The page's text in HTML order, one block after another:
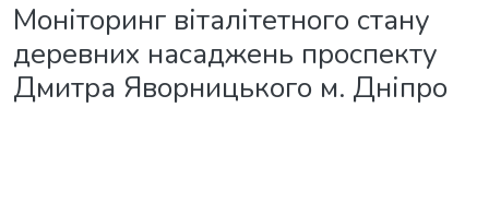
Моніторинг віталітетного стану
деревних насаджень проспекту
Дмитра Яворницького м. Дніпро